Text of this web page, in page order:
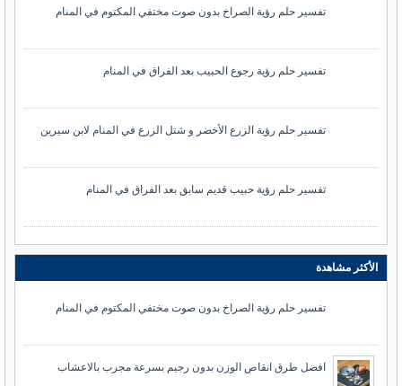
تفسير حلم رؤية الصراخ بدون صوت مختفي المكتوم في المنام
تفسير حلم رؤية رجوع الحبيب بعد الفراق في المنام
تفسير حلم رؤية الزرع الأخضر و شتل الزرع في المنام لابن سيرين
تفسير حلم رؤية حبيب قديم سابق بعد الفراق في المنام
الأكثر مشاهدة
تفسير حلم رؤية الصراخ بدون صوت مختفي المكتوم في المنام
افضل طرق انقاص الوزن بدون رجيم بسرعة مجرب بالاعشاب